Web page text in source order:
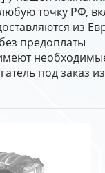
точку РФ,
из
предоплаты
под заказ